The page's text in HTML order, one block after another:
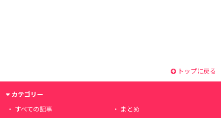
トップに戻る
カテゴリー
すべての記事
まとめ